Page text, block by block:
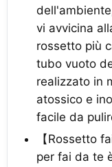
vi avvicina
rossetto più
tubo vuoto
realizzato in
atossico e
facile da
【Rossetto
per fai da te